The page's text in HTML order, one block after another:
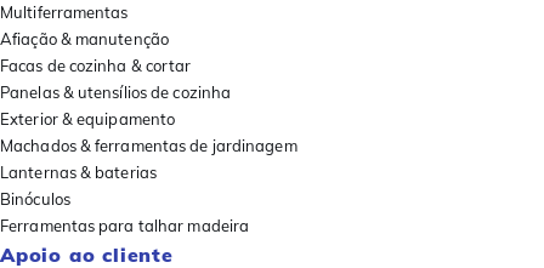
Multiferramentas
Afiação & manutenção
Facas de cozinha & cortar
Panelas & utensílios de cozinha
Exterior & equipamento
Machados & ferramentas de jardinagem
Lanternas & baterias
Binóculos
Ferramentas para talhar madeira
Apoio ao cliente